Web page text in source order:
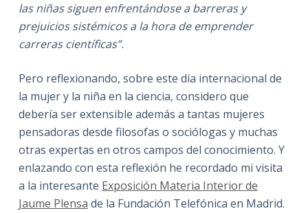
las niñas siguen enfrentándose a barreras y
prejuicios sistémicos a la hora de emprender
carreras científicas”.
Pero reflexionando, sobre este día internacional de
la mujer y la niña en la ciencia, considero que
debería ser extensible además a tantas mujeres
pensadoras desde filosofas o sociólogas y muchas
otras expertas en otros campos del conocimiento. Y
enlazando con esta reflexión he recordado mi visita
a la interesante Exposición Materia Interior de
Jaume Plensa de la Fundación Telefónica en Madrid.